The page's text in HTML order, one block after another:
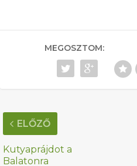
MEGOSZTOM:
ELŐZŐ
Kutyaprájdot a
Balatonra